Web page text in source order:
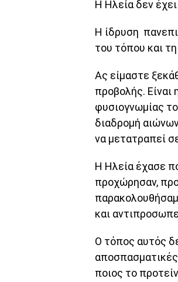
Η Ηλεία δεν
Η ίδρυση
του τόπου και
Ας είμαστε
προβολής. Είναι
φυσιογνωμίας
διαδρομή
να μετατραπεί
Η Ηλεία έχασε
προχώρησαν,
και
Ο τόπος αυτός
ποιος το